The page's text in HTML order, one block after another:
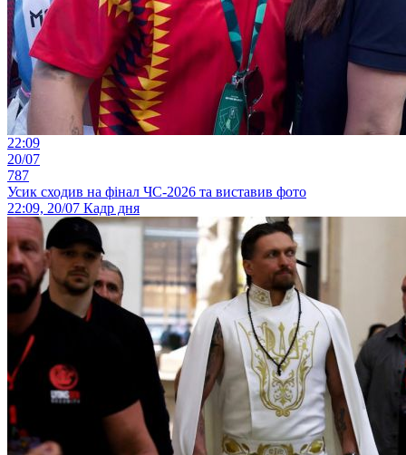
22:09
20/07
787
Усик сходив на фінал ЧС-2026 та виставив фото
22:09, 20/07 Кадр дня